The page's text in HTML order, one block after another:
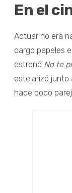
En el
Actuar no era
cargo papeles
estrenó No te
estelarizó junto
hace poco